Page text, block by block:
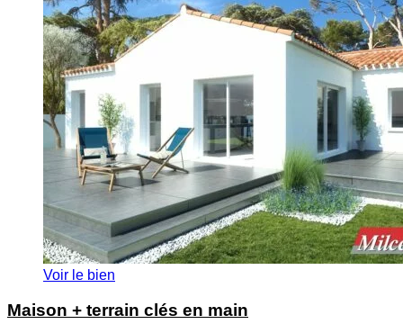
Voir le bien
Maison + terrain clés en main